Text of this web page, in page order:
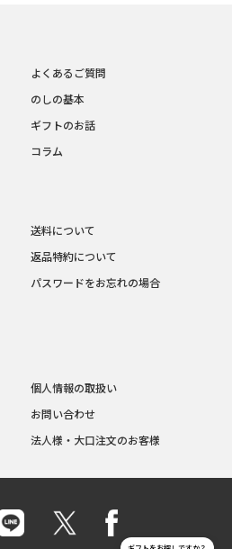
よくあるご質問
のしの基本
ギフトのお話
コラム
送料について
返品特約について
パスワードをお忘れの場合
個人情報の取扱い
お問い合わせ
法人様・大口注文のお客様